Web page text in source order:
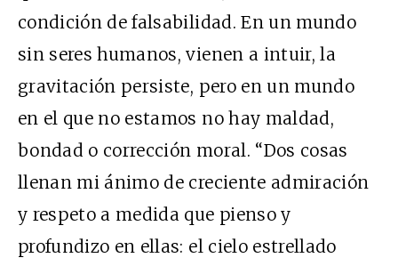
condición de falsabilidad. En un mundo
sin seres humanos, vienen a intuir, la
gravitación persiste, pero en un mundo
en el que no estamos no hay maldad,
bondad o corrección moral. “Dos cosas
llenan mi ánimo de creciente admiración
y respeto a medida que pienso y
profundizo en ellas: el cielo estrellado